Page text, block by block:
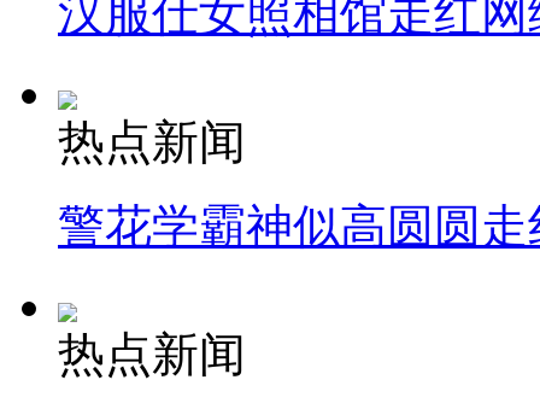
汉服仕女照相馆走红网
热点新闻
警花学霸神似高圆圆走
热点新闻